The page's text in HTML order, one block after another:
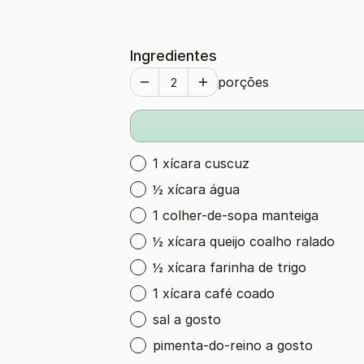
Ingredientes
porções
1 xícara cuscuz
½ xícara água
1 colher-de-sopa manteiga
½ xícara queijo coalho ralado
½ xícara farinha de trigo
1 xícara café coado
sal a gosto
pimenta-do-reino a gosto